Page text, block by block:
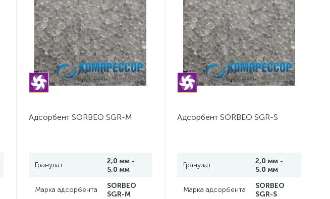
Адсорбент SORBEO SGR-M
Гранулат
2,0 мм -
5,0 мм
Марка адсорбента
SORBEO
SGR-M
Адсорбент SORBEO SGR-S
Гранулат
2,0 мм -
5,0 мм
Марка адсорбента
SORBEO
SGR-S